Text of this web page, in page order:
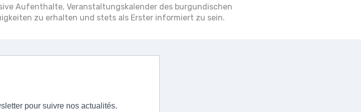
Aufenthalte, Veranstaltungskalender des burgundischen
zu erhalten und stets als Erster informiert zu sein.
pour suivre nos actualités.